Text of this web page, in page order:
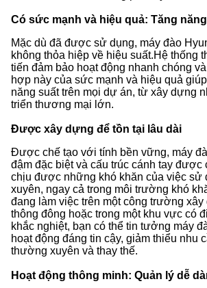
Có sức mạnh và hiệu quả: Tăng
Mặc dù đã được sử dụng, máy đào
không thỏa hiệp về hiệu suất.Hệ thống
tiến đảm bảo hoạt động nhanh chóng
hợp này của sức mạnh và hiệu quả
năng suất trên mọi dự án, từ xây dựng
triển thương mại lớn.
Được xây dựng để tồn tại lâu dài
Được chế tạo với tính bền vững, máy
đậm đặc biệt và cấu trúc cánh tay được
chịu được những khó khăn của việc sử
xuyên, ngay cả trong môi trường khó
đang làm việc trên một công trường
thông đông hoặc trong một khu vực có
khắc nghiệt, bạn có thể tin tưởng máy
hoạt động đáng tin cậy, giảm thiểu nhu
thường xuyên và thay thế.
Hoạt động thông minh: Quản lý dễ